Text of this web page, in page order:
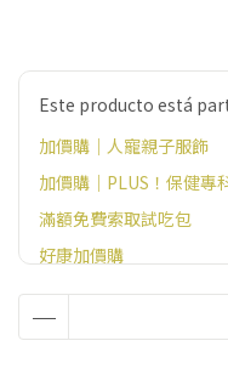
Este producto está
加價購｜人寵親子服飾
加價購｜PLUS！保健專
滿額免費索取試吃包
好康加價購